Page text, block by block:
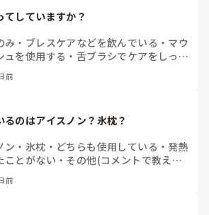
を職員間で共有し、「どこから漏れている
ら対策を考えていました。
は少ないですが、オムツやパッドの種類、
などを少しずつ見直していくことで改善した
。
てしていますか？
み ・ ブレスケアなどを飲んでいる ・ マウ
ュを使用する ・ 舌ブラシでケアをしっか
フリスクをかじる
の他（コメントで教えてください）
前
るのはアイスノン？氷枕？
ン ・ 氷枕 ・ どちらも使用している ・ 発熱
ことがない ・ その他(コメントで教えて
前